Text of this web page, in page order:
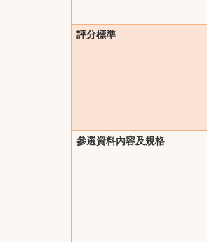
評分標準
參選資料內容及規格